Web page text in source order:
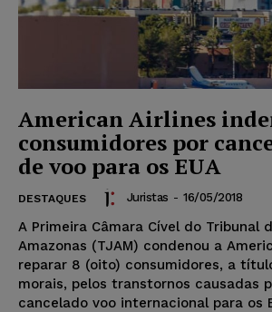
American Airlines
consumidores por
de voo para os EUA
DESTAQUES Juristas - 16/05/2018
A Primeira Câmara Cível do Tribunal
Amazonas (TJAM) condenou a
reparar 8 (oito) consumidores, a
morais, pelos transtornos causadas
cancelado voo internacional para os